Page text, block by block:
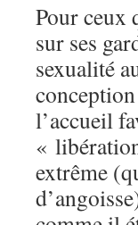
Pour ceux
sur ses
sexualité
l’accueil
«
extrême